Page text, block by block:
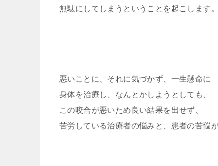
無駄にしてしまうということを起こします。
悪いことに、それに気づかず、一生懸命に
身体を治療し、なんとかしようとしても、
この咬合が悪いため良い結果を出せず、
苦労している治療者の悩みと、患者の苦悩が